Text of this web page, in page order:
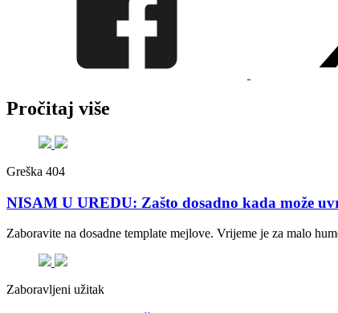
Pročitaj više
Greška 404
NISAM U UREDU: Zašto dosadno kada može
Zaboravite na dosadne template mejlove. Vrijeme je za malo
Zaboravljeni užitak